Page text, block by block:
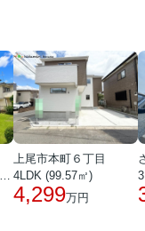
上尾市本町６丁目
4LDK (99.57㎡)
4,299万円